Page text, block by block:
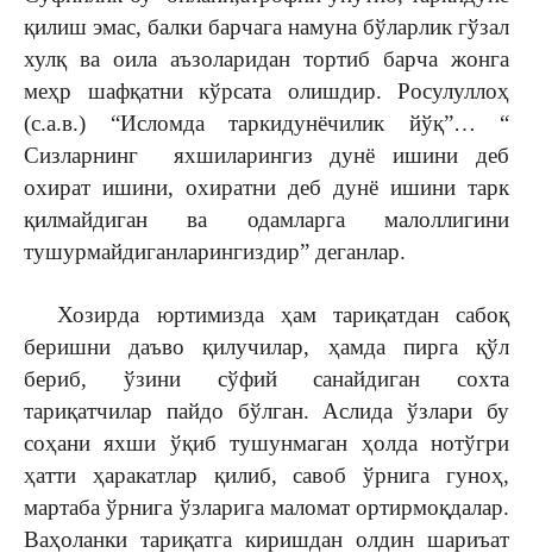
қилиш эмас, балки барчага намуна бўларлик гўзал
хулқ ва оила аъзоларидан тортиб барча жонга
меҳр шафқатни кўрсата олишдир. Росулуллоҳ
(с.а.в.) “Исломда таркидунёчилик йўқ”… “
Сизларнинг яхшиларингиз дунё ишини деб
охират ишини, охиратни деб дунё ишини тарк
қилмайдиган ва одамларга малоллигини
тушурмайдиганларингиздир” деганлар.
Хозирда юртимизда ҳам тариқатдан сабоқ
беришни даъво қилучилар, ҳамда пирга қўл
бериб, ўзини сўфий санайдиган сохта
тариқатчилар пайдо бўлган. Аслида ўзлари бу
соҳани яхши ўқиб тушунмаган ҳолда нотўгри
ҳатти ҳаракатлар қилиб, савоб ўрнига гуноҳ,
мартаба ўрнига ўзларига маломат ортирмоқдалар.
Ваҳоланки тариқатга киришдан олдин шариъат